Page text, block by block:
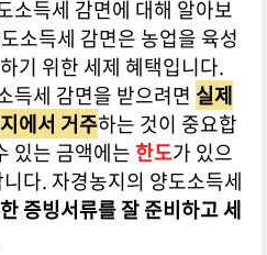
소득세 감면에 대해 알아보
소득세 감면은 농업을 육성
기 위한 세제 혜택입니다.
득세 감면을 받으려면 실제
에서 거주하는 것이 중요합
있는 금액에는 한도가 있으
다. 자경농지의 양도소득세
증빙서류를 잘 준비하고 세